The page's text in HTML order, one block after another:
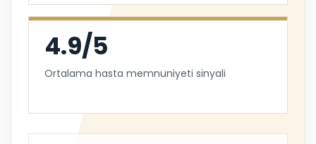
4.9/5
Ortalama hasta memnuniyeti sinyali